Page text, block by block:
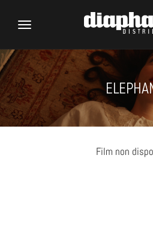
Toggle
Film non